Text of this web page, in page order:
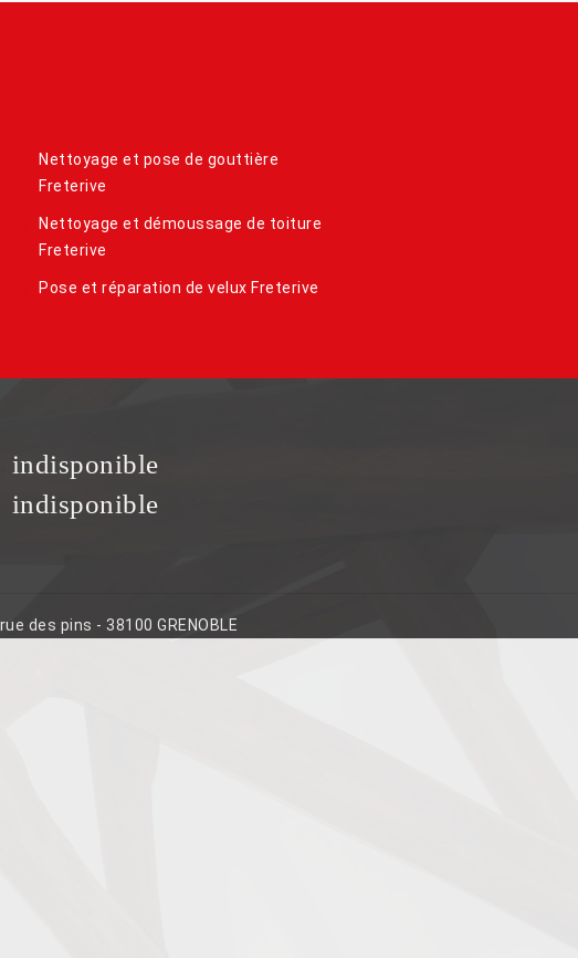
Nettoyage et pose de gouttière
Freterive
Nettoyage et démoussage de toiture
Freterive
Pose et réparation de velux Freterive
indisponible
indisponible
des pins - 38100 GRENOBLE